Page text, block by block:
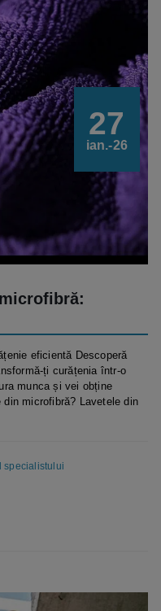
27
ian.-26
eficientă Descoperă
ți curățenia într-o
munca și vei obține
microfibră? Lavetele din
specialistului